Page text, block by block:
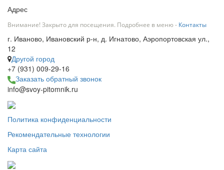
Адрес
Внимание! Закрыто для посещения. Подробнее в меню - Контакты
г. Иваново, Ивановский р-н, д. Игнатово, Аэропортовская ул.,
12
Другой город
+7 (931) 009-29-16
Заказать обратный звонок
info@svoy-pitomnik.ru
Политика конфиденциальности
Рекомендательные технологии
Карта сайта